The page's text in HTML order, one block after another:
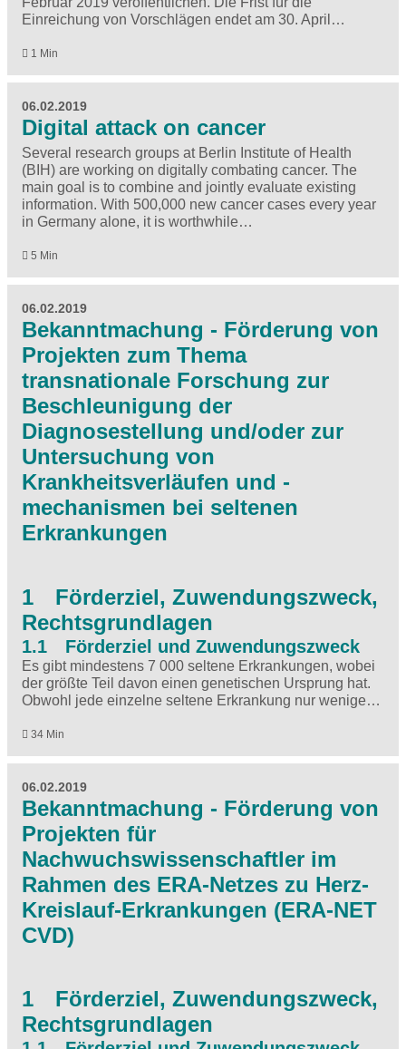
Einreichung von Vorschlägen endet am 30. April…
1 Min
06.02.2019
Digital attack on cancer
Several research groups at Berlin Institute of Health
(BIH) are working on digitally combating cancer. The
main goal is to combine and jointly evaluate existing
information. With 500,000 new cancer cases every year
in Germany alone, it is worthwhile…
5 Min
06.02.2019
Bekanntmachung - Förderung von
Projekten zum Thema
transnationale Forschung zur
Beschleunigung der
Diagnosestellung und/oder zur
Untersuchung von
Krankheitsverläufen und -
mechanismen bei seltenen
Erkrankungen
1 Förderziel, Zuwendungszweck,
Rechtsgrundlagen
1.1 Förderziel und Zuwendungszweck
Es gibt mindestens 7 000 seltene Erkrankungen, wobei
der größte Teil davon einen genetischen Ursprung hat.
Obwohl jede einzelne seltene Erkrankung nur wenige…
34 Min
06.02.2019
Bekanntmachung - Förderung von
Projekten für
Nachwuchswissenschaftler im
Rahmen des ERA-Netzes zu Herz-
Kreislauf-Erkrankungen (ERA-NET
CVD)
1 Förderziel, Zuwendungszweck,
Rechtsgrundlagen